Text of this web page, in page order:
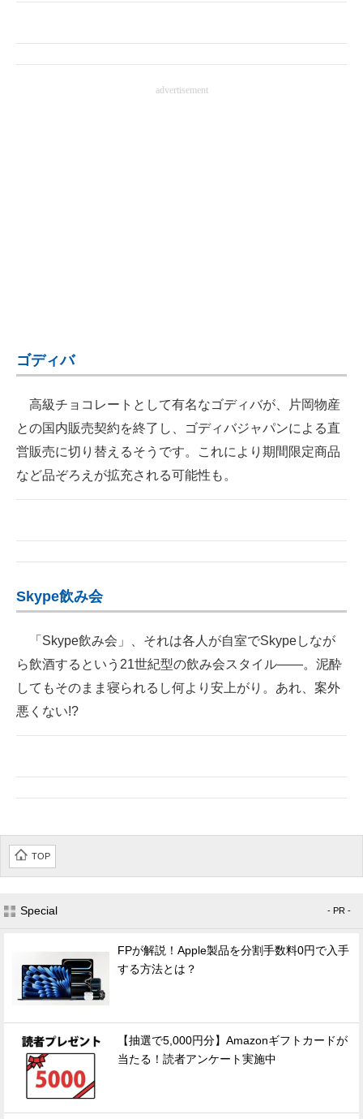
advertisement
ゴディバ
高級チョコレートとして有名なゴディバが、片岡物産
との国内販売契約を終了し、ゴディバジャパンによる直
営販売に切り替えるそうです。これにより期間限定商品
など品ぞろえが拡充される可能性も。
Skype飲み会
「Skype飲み会」、それは各人が自室でSkypeしなが
ら飲酒するという21世紀型の飲み会スタイル――。泥酔
してもそのまま寝られるし何より安上がり。あれ、案外
悪くない!?
TOP
Special - PR -
FPが解説！Apple製品を分割手数料0円で入手
する方法とは？
【抽選で5,000円分】Amazonギフトカードが
当たる！読者アンケート実施中